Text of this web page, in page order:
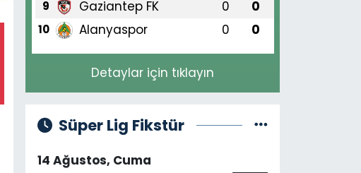
9 Gaziantep FK 0 0
10 Alanyaspor 0 0
Detaylar için tıklayın
Süper Lig Fikstür
14 Ağustos, Cuma